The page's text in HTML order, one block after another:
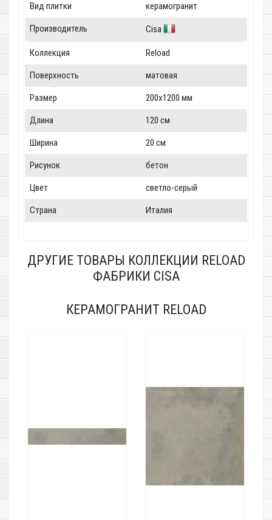
Вид плитки керамогранит
Производитель Cisa
Коллекция Reload
Поверхность матовая
Размер 200x1200 мм
Длина 120 см
Ширина 20 см
Рисунок бетон
Цвет светло-серый
Страна Италия
ДРУГИЕ ТОВАРЫ КОЛЛЕКЦИИ RELOAD
ФАБРИКИ CISA
КЕРАМОГРАНИТ RELOAD